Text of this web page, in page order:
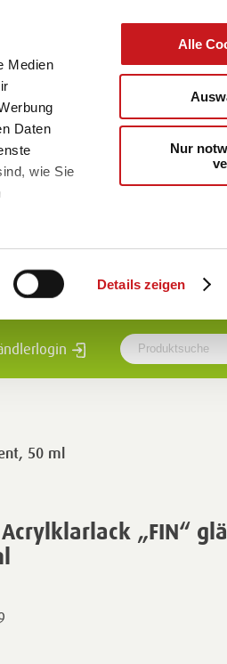
Medien
Daten
wie Sie
Details zeigen
Alle
Nur
„FIN“
50 ml